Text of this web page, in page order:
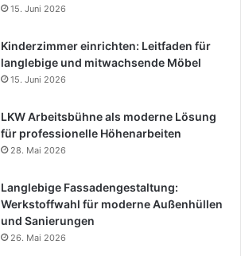
15. Juni 2026
Kinderzimmer einrichten: Leitfaden für
langlebige und mitwachsende Möbel
15. Juni 2026
LKW Arbeitsbühne als moderne Lösung
für professionelle Höhenarbeiten
28. Mai 2026
Langlebige Fassadengestaltung:
Werkstoffwahl für moderne Außenhüllen
und Sanierungen
26. Mai 2026